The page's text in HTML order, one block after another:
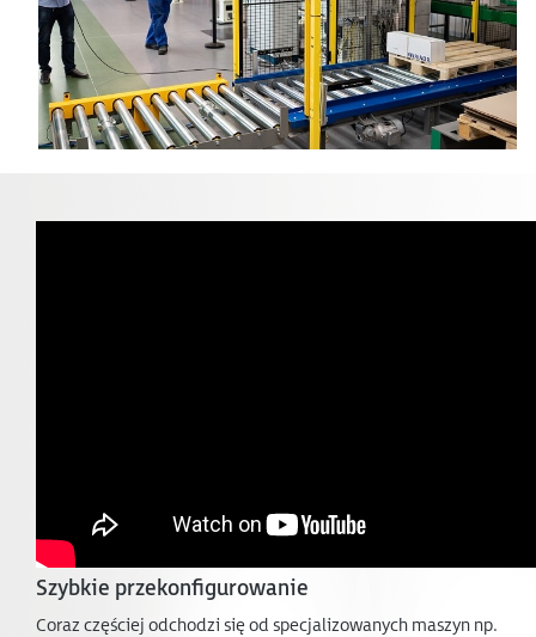
Szybkie przekonfigurowanie
Coraz częściej odchodzi się od specjalizowanych maszyn np.